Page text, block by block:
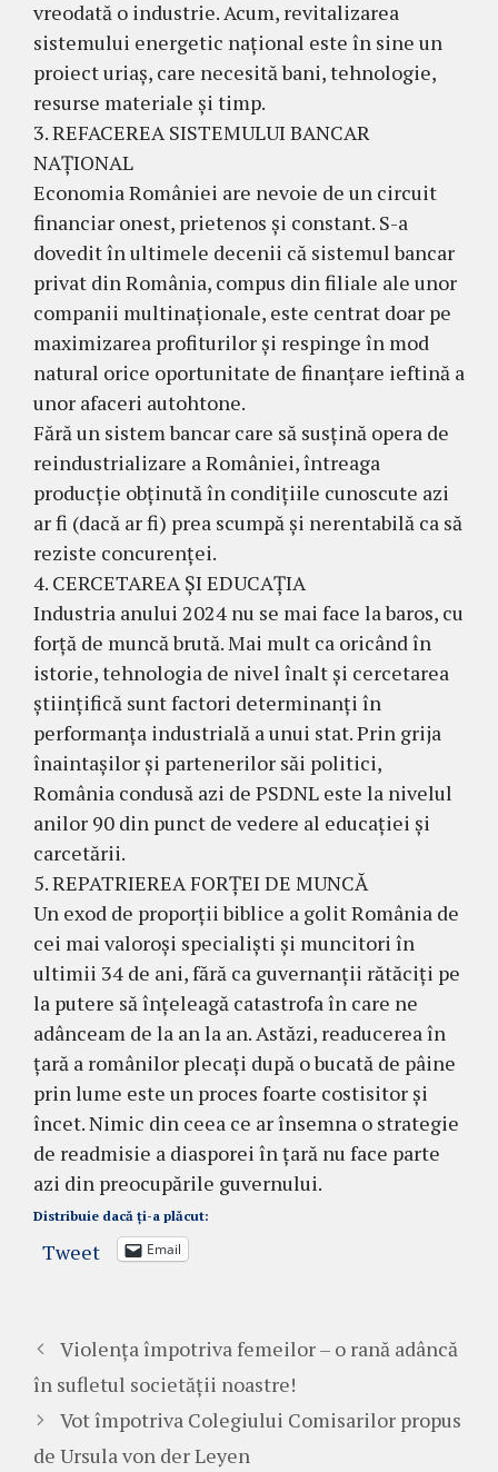
vreodată o industrie. Acum, revitalizarea
sistemului energetic național este în sine un
proiect uriaș, care necesită bani, tehnologie,
resurse materiale și timp.
3. REFACEREA SISTEMULUI BANCAR
NAȚIONAL
Economia României are nevoie de un circuit
financiar onest, prietenos și constant. S-a
dovedit în ultimele decenii că sistemul bancar
privat din România, compus din filiale ale unor
companii multinaționale, este centrat doar pe
maximizarea profiturilor și respinge în mod
natural orice oportunitate de finanțare ieftină a
unor afaceri autohtone.
Fără un sistem bancar care să susțină opera de
reindustrializare a României, întreaga
producție obținută în condițiile cunoscute azi
ar fi (dacă ar fi) prea scumpă și nerentabilă ca să
reziste concurenței.
4. CERCETAREA ȘI EDUCAȚIA
Industria anului 2024 nu se mai face la baros, cu
forță de muncă brută. Mai mult ca oricând în
istorie, tehnologia de nivel înalt și cercetarea
științifică sunt factori determinanți în
performanța industrială a unui stat. Prin grija
înaintașilor și partenerilor săi politici,
România condusă azi de PSDNL este la nivelul
anilor 90 din punct de vedere al educației și
carcetării.
5. REPATRIEREA FORȚEI DE MUNCĂ
Un exod de proporții biblice a golit România de
cei mai valoroși specialiști și muncitori în
ultimii 34 de ani, fără ca guvernanții rătăciți pe
la putere să înțeleagă catastrofa în care ne
adânceam de la an la an. Astăzi, readucerea în
țară a românilor plecați după o bucată de pâine
prin lume este un proces foarte costisitor și
încet. Nimic din ceea ce ar însemna o strategie
de readmisie a diasporei în țară nu face parte
azi din preocupările guvernului.
Distribuie dacă ți-a plăcut:
Tweet Email
Violența împotriva femeilor – o rană adâncă
în sufletul societății noastre!
Vot împotriva Colegiului Comisarilor propus
de Ursula von der Leyen